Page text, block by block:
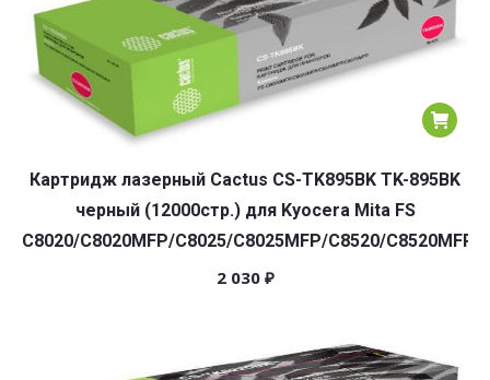
Картридж лазерный Cactus CS-TK895BK TK-895BK
черный (12000стр.) для Kyocera Mita FS
C8020/C8020MFP/C8025/C8025MFP/C8520/C8520MFP/
2 030 ₽